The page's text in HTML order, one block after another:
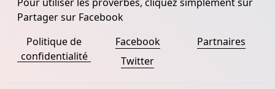
Partager sur Facebook
Politique de
confidentialité
Facebook
Twitter
Partnaires